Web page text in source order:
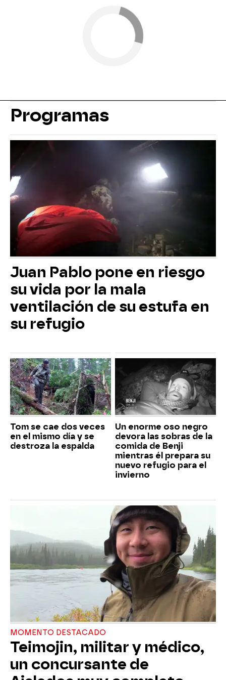
Programas
Juan Pablo pone en riesgo
su vida por la mala
ventilación de su estufa en
su refugio
Tom se cae dos veces
en el mismo día y se
destroza la espalda
Un enorme oso negro
devora las sobras de la
comida de Benji
mientras él prepara su
nuevo refugio para el
invierno
MOMENTO DESTACADO
Teimojin, militar y médico,
un concursante de